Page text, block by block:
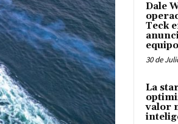
Dale
Teck
30 de
La
valor